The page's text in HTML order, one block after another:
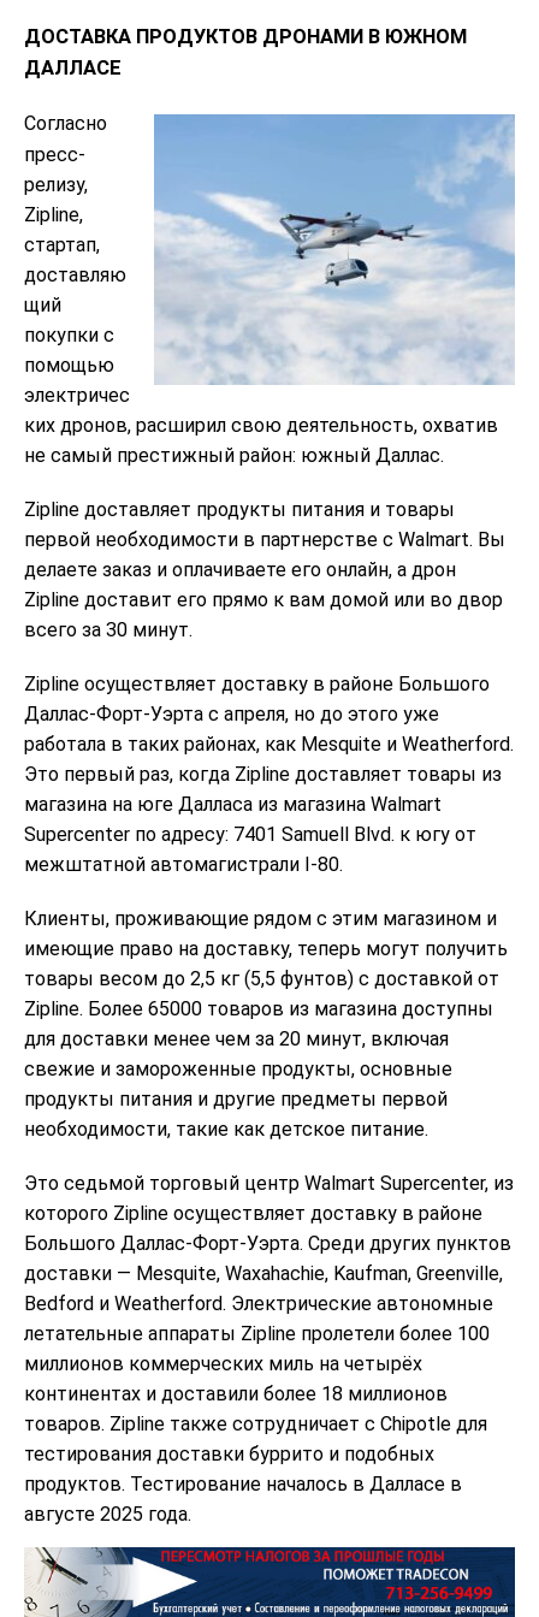
ДОСТАВКА ПРОДУКТОВ ДРОНАМИ В ЮЖНОМ
ДАЛЛАСЕ
Согласно
пресс-
релизу,
Zipline,
стартап,
доставляю
щий
покупки с
помощью
электричес
ких дронов, расширил свою деятельность, охватив
не самый престижный район: южный Даллас.
Zipline доставляет продукты питания и товары
первой необходимости в партнерстве с Walmart. Вы
делаете заказ и оплачиваете его онлайн, а дрон
Zipline доставит его прямо к вам домой или во двор
всего за 30 минут.
Zipline осуществляет доставку в районе Большого
Даллас-Форт-Уэрта с апреля, но до этого уже
работала в таких районах, как Mesquite и Weatherford.
Это первый раз, когда Zipline доставляет товары из
магазина на юге Далласа из магазина Walmart
Supercenter по адресу: 7401 Samuell Blvd. к югу от
межштатной автомагистрали I-80.
Клиенты, проживающие рядом с этим магазином и
имеющие право на доставку, теперь могут получить
товары весом до 2,5 кг (5,5 фунтов) с доставкой от
Zipline. Более 65000 товаров из магазина доступны
для доставки менее чем за 20 минут, включая
свежие и замороженные продукты, основные
продукты питания и другие предметы первой
необходимости, такие как детское питание.
Это седьмой торговый центр Walmart Supercenter, из
которого Zipline осуществляет доставку в районе
Большого Даллас-Форт-Уэрта. Среди других пунктов
доставки — Mesquite, Waxahachie, Kaufman, Greenville,
Bedford и Weatherford. Электрические автономные
летательные аппараты Zipline пролетели более 100
миллионов коммерческих миль на четырёх
континентах и ​​доставили более 18 миллионов
товаров. Zipline также сотрудничает с Chipotle для
тестирования доставки буррито и подобных
продуктов. Тестирование началось в Далласе в
августе 2025 года.